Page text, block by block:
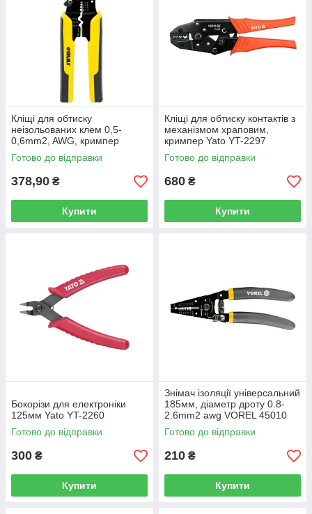
Кліщі для обтиску
неізольованих клем 0,5-
0,6mm2, AWG, кримпер
Sigma 4372491
Готово до відправки
378,90 ₴
Купити
Кліщі для обтиску контактів з
механізмом храповим,
кримпер Yato YT-2297
Готово до відправки
680 ₴
Купити
Бокорізи для електроніки
125мм Yato YT-2260
Готово до відправки
300 ₴
Купити
Знімач ізоляції універсальний
185мм, діаметр дроту 0.8-
2.6mm2 awg VOREL 45010
Готово до відправки
210 ₴
Купити